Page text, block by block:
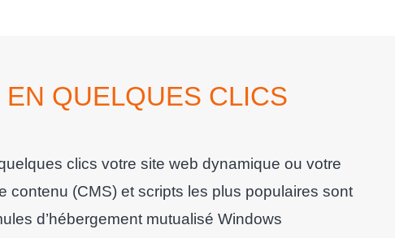
QUELQUES CLICS
clics votre site web dynamique ou votre
contenu (CMS) et scripts les plus populaires sont
d’hébergement mutualisé Windows